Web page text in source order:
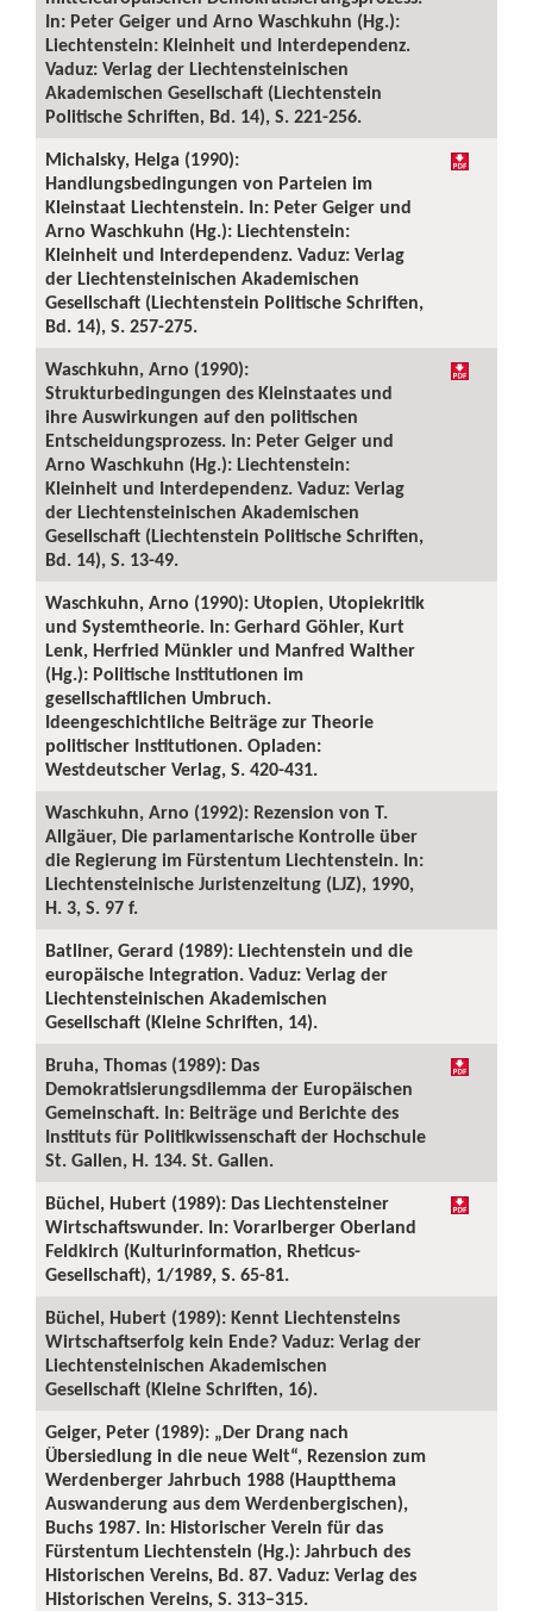
In: Peter Geiger und Arno Waschkuhn (Hg.):
Liechtenstein: Kleinheit und Interdependenz.
Vaduz: Verlag der Liechtensteinischen
Akademischen Gesellschaft (Liechtenstein
Politische Schriften, Bd. 14), S. 221-256.
Michalsky, Helga (1990):
Handlungsbedingungen von Parteien im
Kleinstaat Liechtenstein. In: Peter Geiger und
Arno Waschkuhn (Hg.): Liechtenstein:
Kleinheit und Interdependenz. Vaduz: Verlag
der Liechtensteinischen Akademischen
Gesellschaft (Liechtenstein Politische Schriften,
Bd. 14), S. 257-275.
Waschkuhn, Arno (1990):
Strukturbedingungen des Kleinstaates und
ihre Auswirkungen auf den politischen
Entscheidungsprozess. In: Peter Geiger und
Arno Waschkuhn (Hg.): Liechtenstein:
Kleinheit und Interdependenz. Vaduz: Verlag
der Liechtensteinischen Akademischen
Gesellschaft (Liechtenstein Politische Schriften,
Bd. 14), S. 13-49.
Waschkuhn, Arno (1990): Utopien, Utopiekritik
und Systemtheorie. In: Gerhard Göhler, Kurt
Lenk, Herfried Münkler und Manfred Walther
(Hg.): Politische Institutionen im
gesellschaftlichen Umbruch.
Ideengeschichtliche Beiträge zur Theorie
politischer Institutionen. Opladen:
Westdeutscher Verlag, S. 420-431.
Waschkuhn, Arno (1992): Rezension von T.
Allgäuer, Die parlamentarische Kontrolle über
die Regierung im Fürstentum Liechtenstein. In:
Liechtensteinische Juristenzeitung (LJZ), 1990,
H. 3, S. 97 f.
Batliner, Gerard (1989): Liechtenstein und die
europäische Integration. Vaduz: Verlag der
Liechtensteinischen Akademischen
Gesellschaft (Kleine Schriften, 14).
Bruha, Thomas (1989): Das
Demokratisierungsdilemma der Europäischen
Gemeinschaft. In: Beiträge und Berichte des
Instituts für Politikwissenschaft der Hochschule
St. Gallen, H. 134. St. Gallen.
Büchel, Hubert (1989): Das Liechtensteiner
Wirtschaftswunder. In: Vorarlberger Oberland
Feldkirch (Kulturinformation, Rheticus-
Gesellschaft), 1/1989, S. 65-81.
Büchel, Hubert (1989): Kennt Liechtensteins
Wirtschaftserfolg kein Ende? Vaduz: Verlag der
Liechtensteinischen Akademischen
Gesellschaft (Kleine Schriften, 16).
Geiger, Peter (1989): „Der Drang nach
Übersiedlung in die neue Welt“, Rezension zum
Werdenberger Jahrbuch 1988 (Hauptthema
Auswanderung aus dem Werdenbergischen),
Buchs 1987. In: Historischer Verein für das
Fürstentum Liechtenstein (Hg.): Jahrbuch des
Historischen Vereins, Bd. 87. Vaduz: Verlag des
Historischen Vereins, S. 313–315.